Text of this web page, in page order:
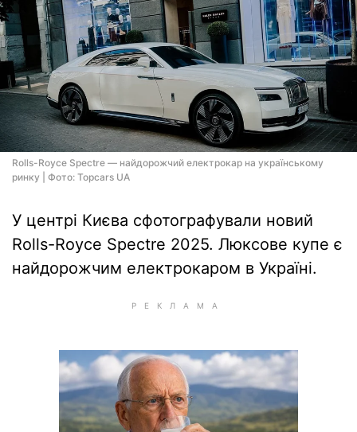
Rolls-Royce Spectre — найдорожчий електрокар на українському
ринку | Фото: Topcars UA
У центрі Києва сфотографували новий
Rolls-Royce Spectre 2025. Люксове купе є
найдорожчим електрокаром в Україні.